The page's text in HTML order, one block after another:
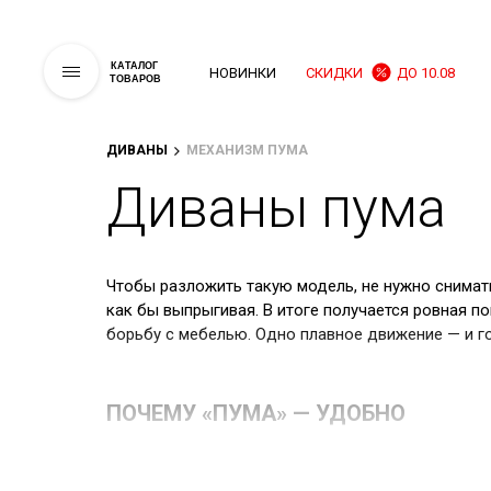
КАТАЛОГ
ТОВАРОВ
НОВИНКИ СКИДКИ ДО 10.08
ДИВАНЫ МЕХАНИЗМ ПУМА
Диваны пума
Чтобы разложить такую модель, не нужно
как бы выпрыгивая. В итоге получается ровная
борьбу с мебелью. Одно плавное движение — и
ПОЧЕМУ «ПУМА» — УДОБНО